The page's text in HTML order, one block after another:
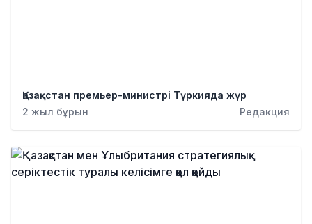
Қазақстан премьер-министрі Түркияда жүр
2 жыл бұрын
Редакция